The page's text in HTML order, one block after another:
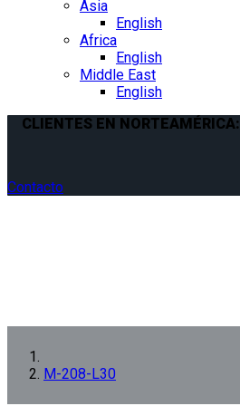
Asia
English
Africa
English
Middle East
English
CLIENTES EN NORTEAMÉRICA:
Contacto
M-208-L30